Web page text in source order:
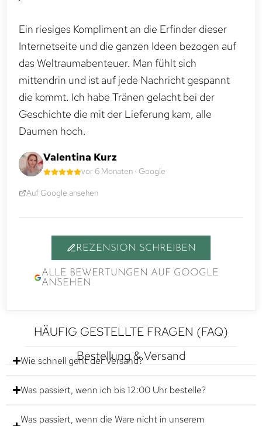
Ein riesiges Kompliment an die Erfinder dieser
Internetseite und die ganzen Ideen bezogen auf
das Weltraumabenteuer. Man fühlt sich
mittendrin und ist auf jede Nachricht gespannt
die kommt. Ich habe Tränen gelacht bei der
Geschichte die mit der Lieferung kam, alle
Daumen hoch.
Valentina Kurz
vor 6 Monaten · Google
Auf Google ansehen
REZENSION SCHREIBEN
ALLE BEWERTUNGEN AUF GOOGLE
ANSEHEN
HÄUFIG GESTELLTE FRAGEN (FAQ)
Bestellung & Versand
Wie schnell geht der Versand?
Was passiert, wenn ich bis 12:00 Uhr bestelle?
Was passiert, wenn die Ware nicht in unserem